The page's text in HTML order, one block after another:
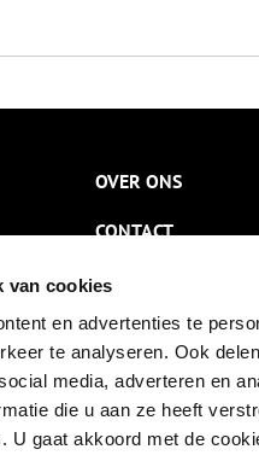
van cookies
en advertenties te
te analyseren. Ook
media, adverteren en
die u aan ze heeft
U gaat akkoord met de
OVER ONS
CONTACT
NIEUWSBRIEF
DISCLAIMER
PRIVACY
TOEGANKELIJKHEID